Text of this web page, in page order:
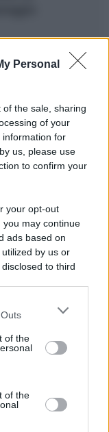
Personal
the sale, sharing
of your
information for
us, please use
to confirm your
your opt-out
you may continue
ads based on
by us or
to third
out of the further
information
IAB’s list of
the IAB’s List of
that may
third parties.
of the
of the
Legali del
in zona